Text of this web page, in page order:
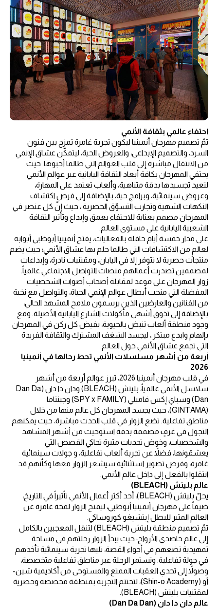
احتفاء عالمي بثقافة الأنمي
تمّ تصميم مهرجان أنمينيا ليكون تجربة غامرة تمزج بين فنون
السرد، والتصميم الإبداعي، والعروض الحية، ليتمكّن عشاق الإنمي
من الانتقال مباشرة إلى قلب العوالم التي طالما أحبوها. حيث
يحتفي المهرجان بكافة أبعاد الثقافة اليابانية عبر عوالم الأنمي
لتعيد تجسيدها بدقة متناهية، وألعاب تعتمد على المهارة،
وعروض سينمائية، وبرامج حية، بالإضافة إلى فرص اكتشاف
النكهات الشهية وتجارب التسوّق الحصرية ، حيث إنّ كل عنصر في
المهرجان مصمم بعناية للاحتفاء بعمق وإبداع وتأثير الثقافة
الشعبية اليابانية على مستوى العالم.
على مدار خمسة أيام حافلة بالفعاليات، يفتح أنمينيا أبوظبي أبوابه
لعالمٍ من الاكتشافات التي طالما حلم بها عشاق الأنمي؛ حيث يضم
منتجات حصرية لا تتوفر إلا في اليابان، ومقتنيات نادرة، وإبداعات
لمصممين تصدرت أعمالهم منصات التواصل الاجتماعي عالمياً.
زوار المهرجان على موعد لمقابلة أصحاب أصوات الشخصيات
المفضلة التي منحت أبطال عوالم الإنمي الحياة، والتواصل مع نخبة
من الفنانين والعارضين الذين يرسمون ملامح المشهد الحالي،
بالإضافة إلى تذوق أشهى مأكولات الشارع اليابانية الأصيلة. ومع
وجود منطقة ألعاب تنبض بالحيوية، يفيض كل ركن في المهرجان
بإلهام وابدع مبتكر ، ليجسد الشغف المشترك والثقافة الفريدة
التي تجمع عشاق الأنمي حول العالم.
أربعة من أشهر مسلسلات الأنمي تحط رحالها في أنمينيا
2026
في قلب مهرجان أنمينيا 2026، تبرز عوالم أربعة من أشهر
سلاسل الأنمي عالمياً، بليتش (BLEACH) ودان دا دان (Dan Da
Dan) وسباي إكس فاميلي (SPY x FAMILY) وجينتاما
(GINTAMA)، حيث يجسد المهرجان كل عالم منها من خلال
مناطق تفاعلية. تضع الزوار في قلب الحدث مباشرة، حيث يمكنهم
التجول في غرفٍ مصممة بدقة استوحيت من أشهر المشاهد
والشخصيات، وخوض تحديات مثيرة تحاكي القصص التي
يعشقونها، فضلاً عن تجربة ألعاب تفاعلية، و جولات سينمائية
غامرة، وفرص تصوير استثنائية سيشعر الزوار معها وكأنهم قد
انتقلوا بالفعل إلى داخل عالم الأنمي.
عالم بليتش (BLEACH)
يحلّ بليتش (BLEACH)، أحد أكثر أعمال الأنمي تأثيراً في التاريخ،
ضيفاً على مهرجان أنمينيا أبوظبي، ليمنح الزوار لمحة غامرة عن
العالم المثير للبطل إيتشيغو كوروساكي.
تمّ تصميم منطقة بليتش (BLEACH) لتنقل المعجبين بالكامل
إلى عالم حاصدي الأرواح؛ حيث يبدأ الزوار رحلتهم في مساحة
تمهيدية تضعهم في أجواء القصة، تليها تجربة سينمائية تأخذهم
في جولة تفاعلية. وتستمر الرحلة عبر مناطق تفاعلية متخصصة،
وصولاً إلى تحدي العقبات الممتع والمستوحى من أكاديمية شين-
أو (Shin-o Academy)، لتختتم التجربة بمنطقة مخصصة وحصرية
لمقتنيات بليتش (BLEACH).
عالم دان دا دان (Dan Da Dan)